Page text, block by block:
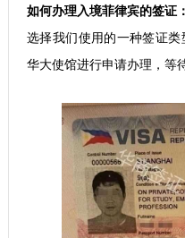
如何办理入境菲律宾的签证：
选择我们使用的一种签证
华大使馆进行申请办理，等